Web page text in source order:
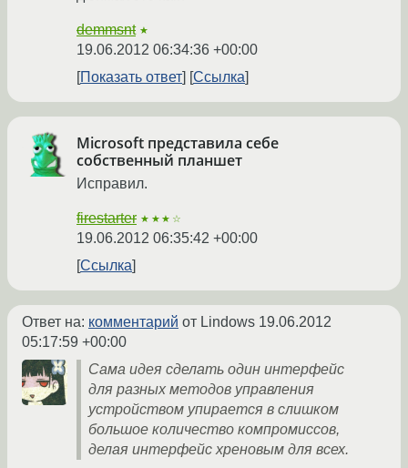
demmsnt ★
19.06.2012 06:34:36 +00:00
Показать ответ
Ссылка
Microsoft представила себе
собственный планшет
Исправил.
firestarter ★★★☆
19.06.2012 06:35:42 +00:00
Ссылка
Ответ на: комментарий от Lindows 19.06.2012
05:17:59 +00:00
Сама идея сделать один интерфейс
для разных методов управления
устройством упирается в слишком
большое количество компромиссов,
делая интерфейс хреновым для всех.